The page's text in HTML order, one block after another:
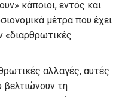
κάποιοι, εντός και
μέτρα που έχει
«διαρθρωτικές
αλλαγές, αυτές
βελτιώνουν τη